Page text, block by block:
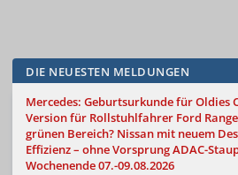
DIE NEUESTEN MELDUNGEN
Mercedes: Geburtsurkunde für Oldies
Version für Rollstuhlfahrer Ford
grünen Bereich? Nissan mit neuem
Effizienz – ohne VorsprungADAC-
Wochenende 07.-09.08.2026